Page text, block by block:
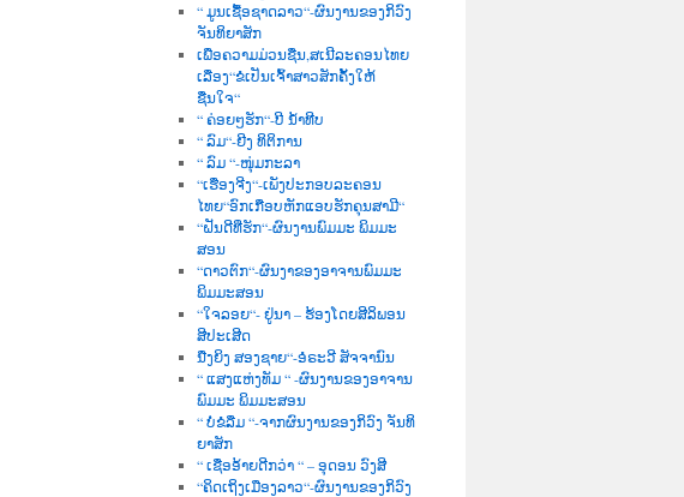
“ ມູນເຊື້ອຊາດລາວ“-ຜົນງານຂອງກິວົງ
ຈັນທິຍາສັກ
ເພື່ອຄວາມມ່ວນຊື່ນ,ສເນີລະຄອນໄທຍ
ເລື່ອງ“ຂໍເປັນເຈົ້າສາວສັກຄັ້ງໃຫ້
ຊື່ນໃຈ“
“ ຄ່ອຍໆຮັກ“-ບີ ນໍ້າທີບ
“ ລົມ“-ຍີງ ທິຕິການ
“ ລົມ “-ໜຸ່ມກະລາ
“ເຮື່ອງຈີງ“-ເພັງປະກອບລະຄອນ
ໄທຍ“ອົກເກືອບຫັກແອບຮັກຄຸນສາມີ“
“ຝັນດີທີ່ຮັກ“-ຜົນງານພົມມະ ພິມມະ
ສອນ
“ດາວຕົກ“-ຜົນງາຂອງອາຈານພົມມະ
ພິມມະສອນ
“ໃຈລອຍ“- ຢູ່ນາ – ຮ້ອງໂດຍສີລິພອນ
ສີປະເສີດ
ນື່ງຍິງ ສອງຊາຍ“-ອໍຣະວີ ສັຈຈານົນ
“ ແສງແຫ່ງທັມ “ -ຜົນງານຂອງອາຈານ
ພົມມະ ພິມມະສອນ
“ ບໍ່ຂໍລືມ “-ຈາກຜົນງານຂອງກິວົງ ຈັນທິ
ຍາສັກ
“ ເຊື່ອອ້າຍດີກວ່າ “ – ອຸດອນ ວົງສີ
“ຄິດເຖິງເມືອງລາວ“-ຜົນງານຂອງກິວົງ